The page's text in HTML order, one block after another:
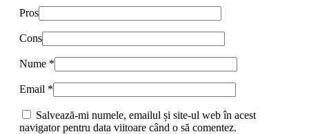
Pros
Cons
Nume *
Email *
Salvează-mi numele, emailul și site-ul web în acest
navigator pentru data viitoare când o să comentez.